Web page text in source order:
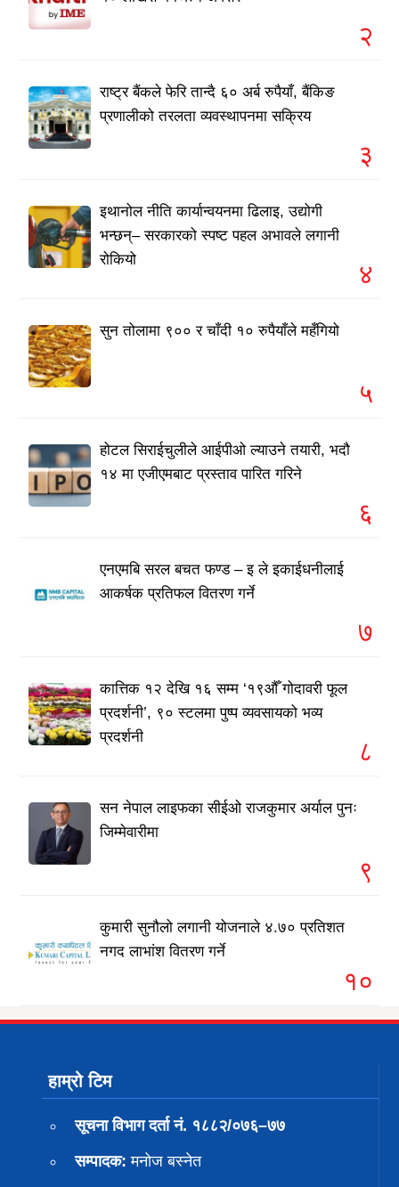
२
राष्ट्र बैंकले फेरि तान्दै ६० अर्ब रुपैयाँ, बैंकिङ
प्रणालीको तरलता व्यवस्थापनमा सक्रिय
३
इथानोल नीति कार्यान्वयनमा ढिलाइ, उद्योगी
भन्छन्– सरकारको स्पष्ट पहल अभावले लगानी
रोकियो
४
सुन तोलामा ९०० र चाँदी १० रुपैयाँले महँगियो
५
होटल सिराईचुलीले आईपीओ ल्याउने तयारी, भदौ
१४ मा एजीएमबाट प्रस्ताव पारित गरिने
६
एनएमबि सरल बचत फण्ड – इ ले इकाईधनीलाई
आकर्षक प्रतिफल वितरण गर्ने
७
कात्तिक १२ देखि १६ सम्म ‘१९औँ गोदावरी फूल
प्रदर्शनी’, ९० स्टलमा पुष्प व्यवसायको भव्य
प्रदर्शनी
८
सन नेपाल लाइफका सीईओ राजकुमार अर्याल पुनः
जिम्मेवारीमा
९
कुमारी सुनौलो लगानी योजनाले ४.७० प्रतिशत
नगद लाभांश वितरण गर्ने
१०
हाम्रो टिम
सूचना विभाग दर्ता नं. १८८२/०७६–७७
सम्पादक: मनोज बस्नेत